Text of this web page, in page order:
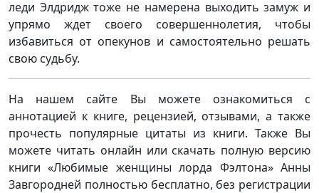
леди Элдридж тоже не намерена выходить замуж и
упрямо ждет своего совершеннолетия, чтобы
избавиться от опекунов и самостоятельно решать
свою судьбу.
На нашем сайте Вы можете ознакомиться с
аннотацией к книге, рецензией, отзывами, а также
прочесть популярные цитаты из книги. Также Вы
можете читать онлайн или скачать полную версию
книги «Любимые женщины лорда Фэлтона» Анны
Завгородней полностью бесплатно, без регистрации